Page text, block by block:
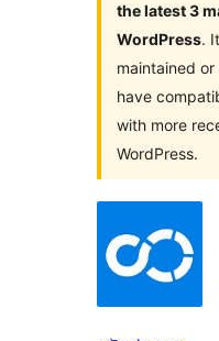
the latest 3
WordPress.
maintained
have
with more
WordPress.